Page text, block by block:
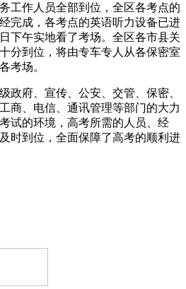
工作人员全部到位，全区各考点的
完成，各考点的英语听力设备已进
下午实地看了考场。全区各市县关
分到位，将由专车专人从各保密室
考场。
政府、宣传、公安、交管、保密、
商、电信、通讯管理等部门的大力
试的环境，高考所需的人员、经
时到位，全面保障了高考的顺利进